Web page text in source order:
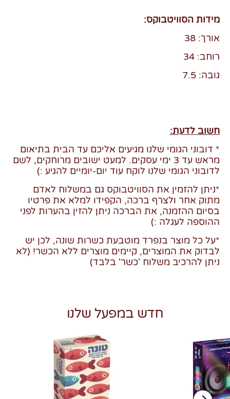
מידות הסוויטבוקס:
אורך: 38
רוחב: 34
גובה: 7.5
חשוב לדעת:
* דובוני הגומי שלנו מגיעים אליכם עד הבית בתיאום
מראש עד 3 ימי עסקים. למעט ישובים מרוחקים, לשם
לדובוני הגומי שלנו לוקח עוד יום-יומיים להגיע :)
*ניתן להזמין את הסוויטבוקס גם במשלוח לאדם
מתוק אחר ולצרף ברכה, הקפידו למלא את פרטיו
בסיום ההזמנה, את הברכה ניתן להזין בהערות לפני
ההוספה לעגלה :)
*על כל מוצר בנפרד מוטבעת כשרות שונה, לכן יש
לבדוק את המוצרים, קיימים מוצרים ללא הכשר! (לא
ניתן להרכיב משלוח 'כשר' בלבד)
חדש במפעל שלנו